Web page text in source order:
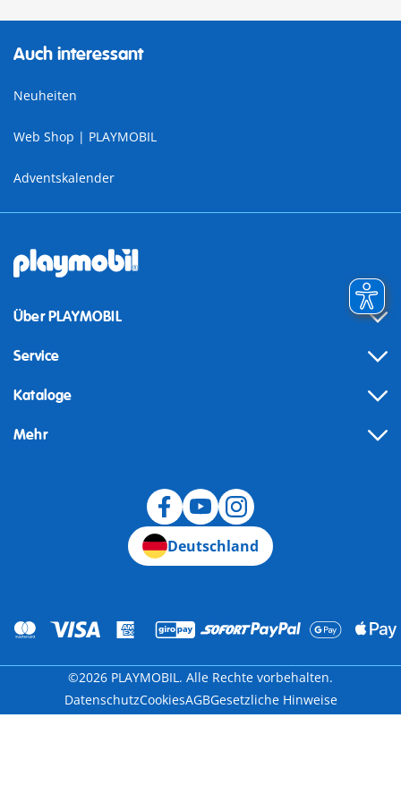
Auch interessant
Neuheiten
Web Shop | PLAYMOBIL
Adventskalender
Über PLAYMOBIL
Service
Kataloge
Mehr
Deutschland
©2026 PLAYMOBIL. Alle Rechte vorbehalten.
DatenschutzCookiesAGBGesetzliche Hinweise